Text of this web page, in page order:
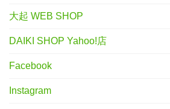
大起 WEB SHOP
DAIKI SHOP Yahoo!店
Facebook
Instagram